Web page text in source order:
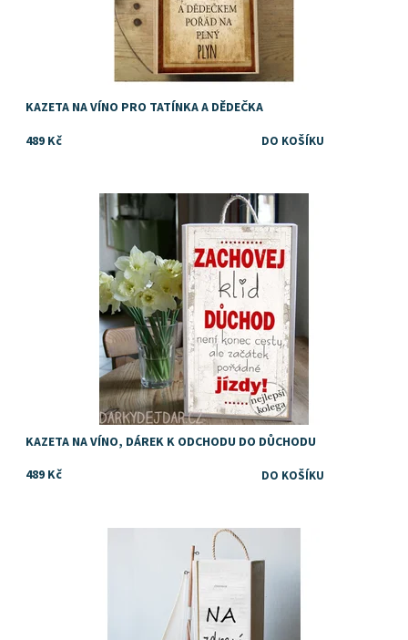
KAZETA NA VÍNO PRO TATÍNKA A DĚDEČKA
489 Kč
Skladem
KAZETA NA VÍNO, DÁREK K ODCHODU DO DŮCHODU
489 Kč
Skladem